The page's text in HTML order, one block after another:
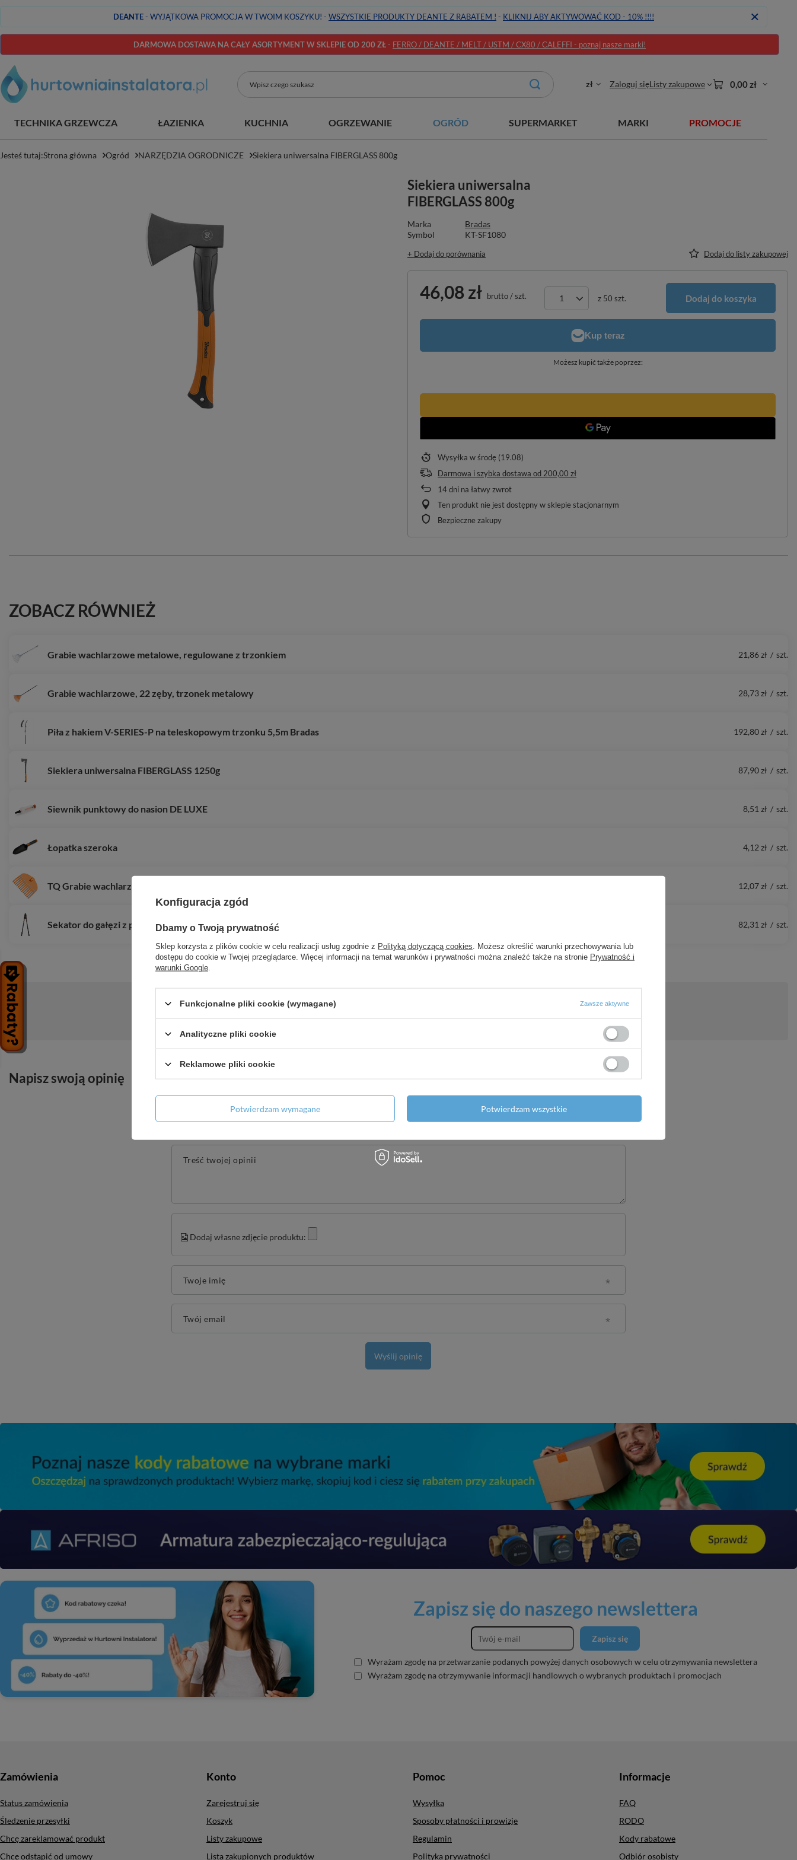
DEANTE- WYJĄTKOWA PROMOCJA W TWOIM KOSZYKU! - WSZYSTKIE PRODUKTY DEANTE Z RABATEM ! - KLIKNIJ ABY AKTYWOWAĆ KOD - 10% !!!!
DARMOWA DOSTAWA NA CAŁY ASORTYMENT W SKLEPIE OD 200 ZŁ- FERRO / DEANTE / MELT / USTM / CX80 / CALEFFI - poznaj nasze marki!
zł Zaloguj sięListy zakupowe 0,00 zł
TECHNIKA GRZEWCZA ŁAZIENKA KUCHNIA OGRZEWANIE OGRÓD SUPERMARKET MARKI PROMOCJE
Jesteś tutaj:Strona główna Ogród NARZĘDZIA OGRODNICZE Siekiera uniwersalna FIBERGLASS 800g
Siekiera uniwersalna
FIBERGLASS 800g
Marka
Bradas
Symbol
KT-SF1080
+ Dodaj do porównania Dodaj do listy zakupowej
46,08 zł brutto/szt. z 50 szt. Dodaj do koszyka
Możesz kupić także poprzez:
Wysyłka w środę (19.08)
Darmowa i szybka dostawa od 200,00 zł
14dni na łatwy zwrot
Ten produkt nie jest dostępny w sklepie stacjonarnym
Bezpieczne zakupy
ZOBACZ RÓWNIEŻ
Grabie wachlarzowe metalowe, regulowane z trzonkiem 21,86 zł / szt.
Grabie wachlarzowe, 22 zęby, trzonek metalowy 28,73 zł / szt.
Piła z hakiem V-SERIES-P na teleskopowym trzonku 5,5m Bradas 192,80 zł / szt.
Siekiera uniwersalna FIBERGLASS 1250g 87,90 zł / szt.
Siewnik punktowy do nasion DE LUXE 8,51 zł / szt.
Łopatka szeroka 4,12 zł / szt.
TQ Grabie wachlarzowe, 13 zębów, bez trzonka 12,07 zł / szt.
Sekator do gałęzi z przekładnią V-SERIES-D, ostrze kowadełkowe 82,31 zł / szt.
Potrzebujesz pomocy? Masz pytania?
Napisz swoją opinię
5/5
Treść twojej opinii
Dodaj własne zdjęcie produktu:
Twoje imię
Twój email
Wyślij opinię
Zapisz się do naszego newslettera
Zapisz się
Wyrażam zgodę na przetwarzanie podanych powyżej danych osobowych w celu otrzymywania newslettera
Wyrażam zgodę na otrzymywanie informacji handlowych o wybranych produktach i promocjach
Zamówienia
Status zamówienia
Śledzenie przesyłki
Chcę zareklamować produkt
Chcę odstąpić od umowy
Konto
Zarejestruj się
Koszyk
Listy zakupowe
Lista zakupionych produktów
Pomoc
Wysyłka
Sposoby płatności i prowizje
Regulamin
Polityka prywatności
Informacje
FAQ
RODO
Kody rabatowe
Odbiór osobisty
Konfiguracja zgód
Dbamy o Twoją prywatność
Sklep korzysta z plików cookie w celu realizacji usług zgodnie z Polityką dotyczącą cookies . Możesz określić warunki przechowywania lub
dostępu do cookie w Twojej przeglądarce. Więcej informacji na temat warunków i prywatności można znaleźć także na stronie Prywatność i
warunki Google
Funkcjonalne pliki cookie (wymagane) Zawsze aktywne
Analityczne pliki cookie
Reklamowe pliki cookie
Potwierdzam wymagane Potwierdzam wszystkie